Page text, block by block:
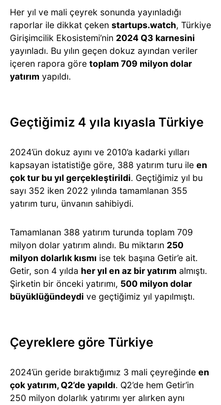
Her yıl ve mali çeyrek sonunda yayınladığı
raporlar ile dikkat çeken startups.watch, Türkiye
Girişimcilik Ekosistemi’nin 2024 Q3 karnesini
yayınladı. Bu yılın geçen dokuz ayından veriler
içeren rapora göre toplam 709 milyon dolar
yatırım yapıldı.
Geçtiğimiz 4 yıla kıyasla Türkiye
2024’ün dokuz ayını ve 2010’a kadarki yılları
kapsayan istatistiğe göre, 388 yatırım turu ile en
çok tur bu yıl gerçekleştirildi. Geçtiğimiz yıl bu
sayı 352 iken 2022 yılında tamamlanan 355
yatırım turu, ünvanın sahibiydi.
Tamamlanan 388 yatırım turunda toplam 709
milyon dolar yatırım alındı. Bu miktarın 250
milyon dolarlık kısmı ise tek başına Getir’e ait.
Getir, son 4 yılda her yıl en az bir yatırım almıştı.
Şirketin bir önceki yatırımı, 500 milyon dolar
büyüklüğündeydi ve geçtiğimiz yıl yapılmıştı.
Çeyreklere göre Türkiye
2024’ün geride bıraktığımız 3 mali çeyreğinde en
çok yatırım, Q2’de yapıldı. Q2’de hem Getir’in
250 milyon dolarlık yatırımı yer alırken aynı